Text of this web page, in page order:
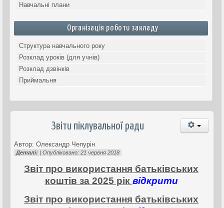
Навчальні плани
Організація роботи закладу
Структура навчального року
Розклад уроків (для учнів)
Розклад дзвінків
Приймальня
Звіти піклувальної ради
Автор: Олександр Чепурін
Деталі: | Опубліковано: 21 червня 2018
Звіт про використання батьківських
коштів за 2025 рік відкрити
Звіт про використання батьківських